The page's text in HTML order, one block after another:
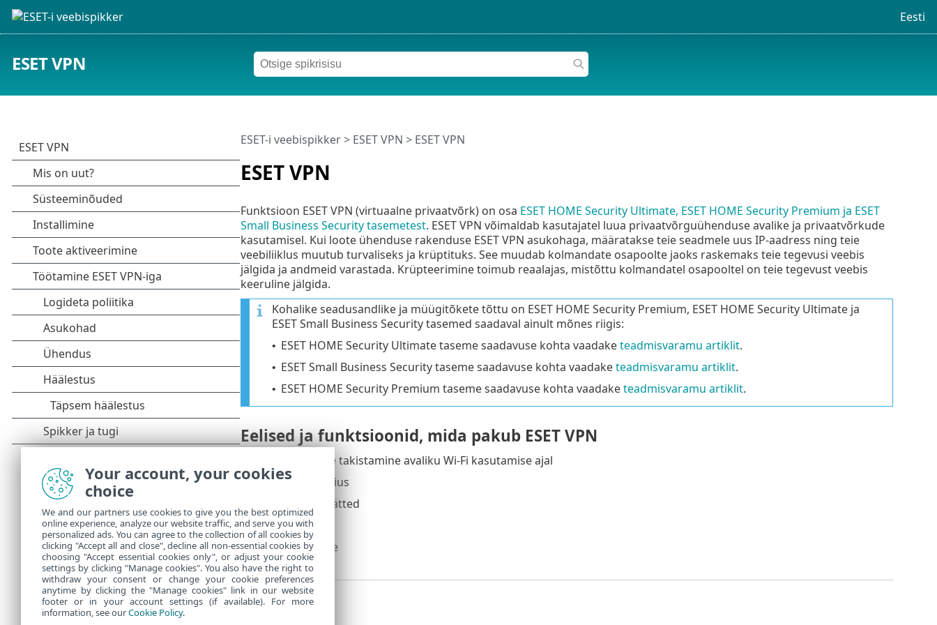
Eesti
ESET VPN
ESET VPN
ESET-i veebispikker> ESET VPN > ESET VPN
Funktsioon ESET VPN (virtuaalne privaatvõrk) on osa ESET HOME Security Ultimate, ESET HOME Security Premium ja ESET
Small Business Security tasemetest. ESET VPN võimaldab kasutajatel luua privaatvõrguühenduse avalike ja privaatvõrkude
kasutamisel. Kui loote ühenduse rakenduse ESET VPN asukohaga, määratakse teie seadmele uus IP-aadress ning teie
veebiliiklus muutub turvaliseks ja krüptituks. See muudab kolmandate osapoolte jaoks raskemaks teie tegevusi veebis
jälgida ja andmeid varastada. Krüpteerimine toimub reaalajas, mistõttu kolmandatel osapooltel on teie tegevust veebis
keeruline jälgida.
Kohalike seadusandlike ja müügitõkete tõttu on ESET HOME Security Premium, ESET HOME Security Ultimate ja
ESET Small Business Security tasemed saadaval ainult mõnes riigis:
• ESET HOME Security Ultimate taseme saadavuse kohta vaadaketeadmisvaramu artiklit.
• ESET Small Business Security taseme saadavuse kohta vaadaketeadmisvaramu artiklit.
• ESET HOME Security Premium taseme saadavuse kohta vaadaketeadmisvaramu artiklit.
Eelised ja funktsioonid, mida pakub ESET VPN
Andmevaraguse takistamine avaliku Wi-Fi kasutamise ajal
• Piiramatu ribalaius
Puhverserveri sätted
• Jaostunneldus
• MAC-i tüssamine
Your account, your cookies
choice
We and our partners use cookies to give you the best optimized
online experience, analyze our website traffic, and serve you with
personalized ads. You can agree to the collection of all cookies by
clicking "Accept all and close", decline all non-essential cookies by
choosing "Accept essential cookies only", or adjust your cookie
settings by clicking "Manage cookies". You also have the right to
withdraw your consent or change your cookie preferences
anytime by clicking the "Manage cookies" link in our website
footer or in your account settings (if available). For more
information, see ourCookie Policy.